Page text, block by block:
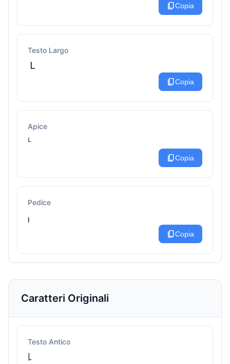
content_copyCopia
Testo Largo
Ｌ
content_copyCopia
Apice
ᴸ
content_copyCopia
Pedice
ₗ
content_copyCopia
Caratteri Originali
Testo Antico
꒒